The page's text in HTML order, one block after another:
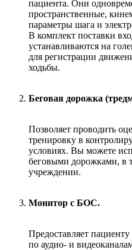
пациента. Они
пространственные,
параметры шага и
В комплект поставки
устанавливаются на
для регистрации
ходьбы.
Беговая дорожка
Позволяет проводить
тренировку в
условиях. Вы можете
беговыми дорожками, в
учреждении.
Монитор с БОС.
Предоставляет
по аудио- и